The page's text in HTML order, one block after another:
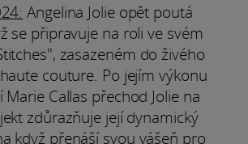
Angelina Jolie opět poutá
se připravuje na roli ve svém
zasazeném do živého
couture. Po jejím výkonu
Callas přechod Jolie na
zdůrazňuje její dynamický
když přenáší svou vášeň pro